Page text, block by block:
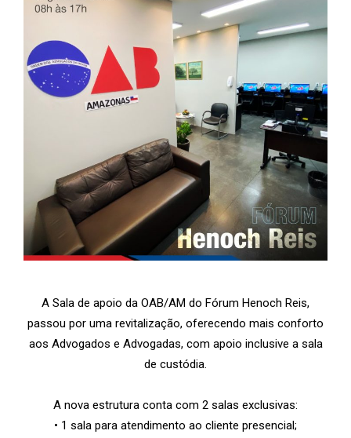
A Sala de apoio da OAB/AM do Fórum Henoch Reis,
passou por uma revitalização, oferecendo mais conforto
aos Advogados e Advogadas, com apoio inclusive a sala
de custódia.
A nova estrutura conta com 2 salas exclusivas:
• 1 sala para atendimento ao cliente presencial;